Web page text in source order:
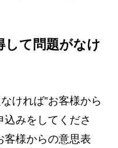
して問題がなけ
ければ”お客様から
込みをしてくださ
客様からの意思表